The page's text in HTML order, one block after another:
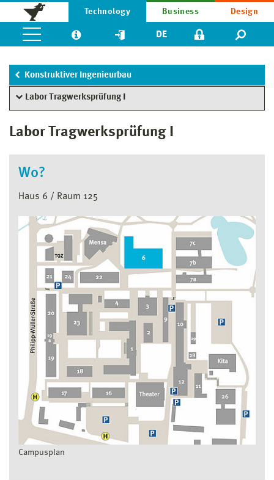
Technology Business Design
DE
Konstruktiver Ingenieurbau
Labor Tragwerksprüfung I
Labor Tragwerksprüfung I
Wo?
Haus 6 / Raum 125
Campusplan